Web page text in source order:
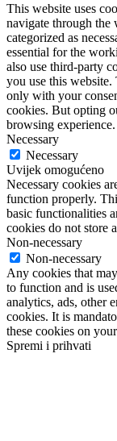
This website uses
navigate through the
categorized as
essential for the
also use third-party
you use this
only with your
cookies. But opting
browsing experience.
Necessary
Necessary
Uvijek omogućeno
Necessary cookies
function properly.
basic functionalities
cookies do not store
Non-necessary
Non-necessary
Any cookies that
to function and is
analytics, ads, other
cookies. It is
these cookies on
Spremi i prihvati